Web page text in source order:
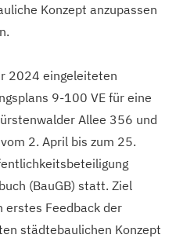
Konzept anzupassen
2024 eingeleiteten
9-100 VE für eine
Allee 356 und
2. April bis zum 25.
(BauGB) statt. Ziel
erstes Feedback der
städtebaulichen Konzept